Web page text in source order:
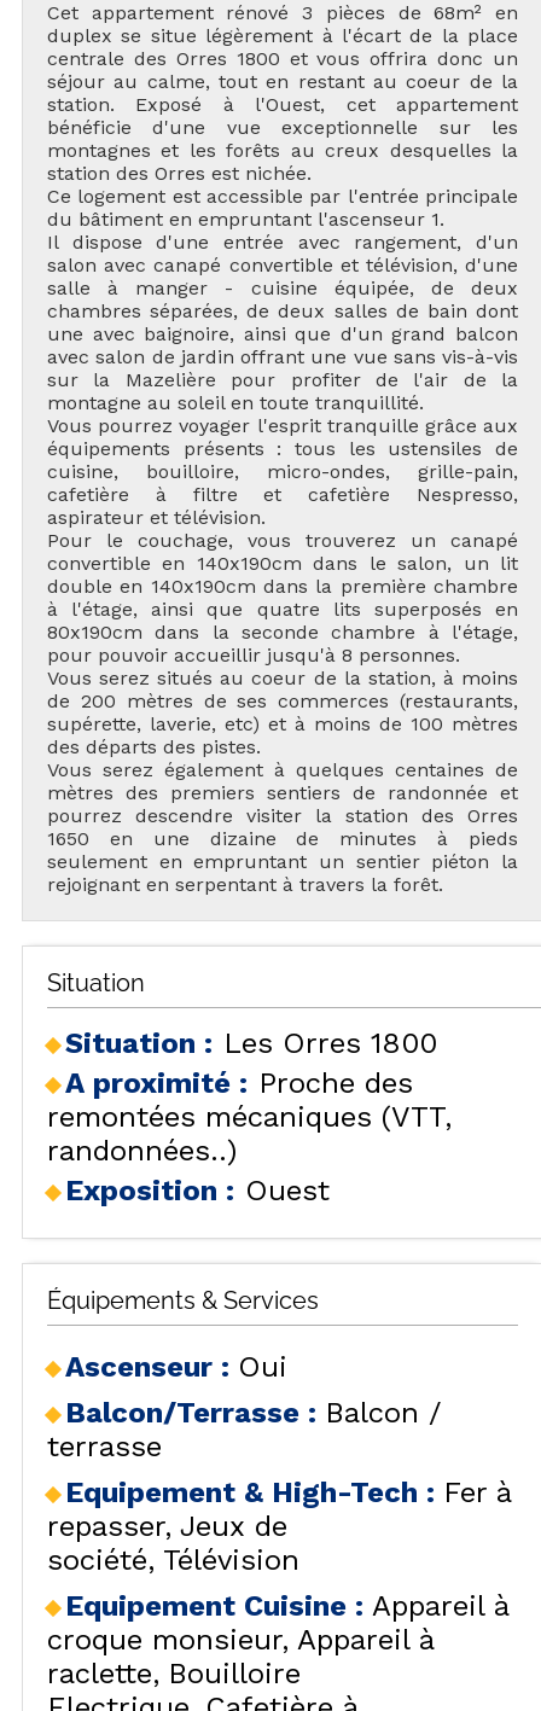
Cet appartement rénové 3 pièces de 68m² en
duplex se situe légèrement à l'écart de la place
centrale des Orres 1800 et vous offrira donc un
séjour au calme, tout en restant au coeur de la
station. Exposé à l'Ouest, cet appartement
bénéficie d'une vue exceptionnelle sur les
montagnes et les forêts au creux desquelles la
station des Orres est nichée.
Ce logement est accessible par l'entrée principale
du bâtiment en empruntant l'ascenseur 1.
Il dispose d'une entrée avec rangement, d'un
salon avec canapé convertible et télévision, d'une
salle à manger - cuisine équipée, de deux
chambres séparées, de deux salles de bain dont
une avec baignoire, ainsi que d'un grand balcon
avec salon de jardin offrant une vue sans vis-à-vis
sur la Mazelière pour profiter de l'air de la
montagne au soleil en toute tranquillité.
Vous pourrez voyager l'esprit tranquille grâce aux
équipements présents : tous les ustensiles de
cuisine, bouilloire, micro-ondes, grille-pain,
cafetière à filtre et cafetière Nespresso,
aspirateur et télévision.
Pour le couchage, vous trouverez un canapé
convertible en 140x190cm dans le salon, un lit
double en 140x190cm dans la première chambre
à l'étage, ainsi que quatre lits superposés en
80x190cm dans la seconde chambre à l'étage,
pour pouvoir accueillir jusqu'à 8 personnes.
Vous serez situés au coeur de la station, à moins
de 200 mètres de ses commerces (restaurants,
supérette, laverie, etc) et à moins de 100 mètres
des départs des pistes.
Vous serez également à quelques centaines de
mètres des premiers sentiers de randonnée et
pourrez descendre visiter la station des Orres
1650 en une dizaine de minutes à pieds
seulement en empruntant un sentier piéton la
rejoignant en serpentant à travers la forêt.
Situation
Situation : Les Orres 1800
A proximité : Proche des
remontées mécaniques (VTT,
randonnées..)
Exposition : Ouest
Équipements & Services
Ascenseur : Oui
Balcon/Terrasse : Balcon /
terrasse
Equipement & High-Tech : Fer à
repasser Jeux de
société Télévision
Equipement Cuisine : Appareil à
croque monsieur Appareil à
raclette
Bouilloire